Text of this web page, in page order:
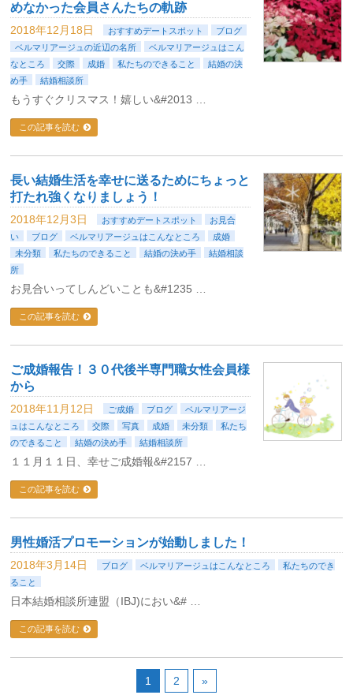
めなかった会員さんたちの軌跡
2018年12月18日 おすすめデートスポット
ブログ
ベルマリアージュの近辺の名所
ベルマリアージュはこん
なところ
交際 成婚 私たちのできること
結婚の決
め手
結婚相談所
もうすぐクリスマス！嬉しい&#2013 …
この記事を読む
長い結婚生活を幸せに送るためにちょっと
打たれ強くなりましょう！
2018年12月3日 おすすめデートスポット
お見合
い
ブログ ベルマリアージュはこんなところ
成婚
未分類
私たちのできること 結婚の決め手
結婚相談
所
お見合いってしんどいことも&#1235 …
この記事を読む
ご成婚報告！３０代後半専門職女性会員様
から
2018年11月12日 ご成婚 ブログ
ベルマリアージ
ュはこんなところ
交際 写真 成婚 未分類
私たち
のできること
結婚の決め手 結婚相談所
１１月１１日、幸せご成婚報&#2157 …
この記事を読む
男性婚活プロモーションが始動しました！
2018年3月14日 ブログ ベルマリアージュはこんなところ
私たちのでき
ること
日本結婚相談所連盟（IBJ)におい&# …
この記事を読む
1 2 »